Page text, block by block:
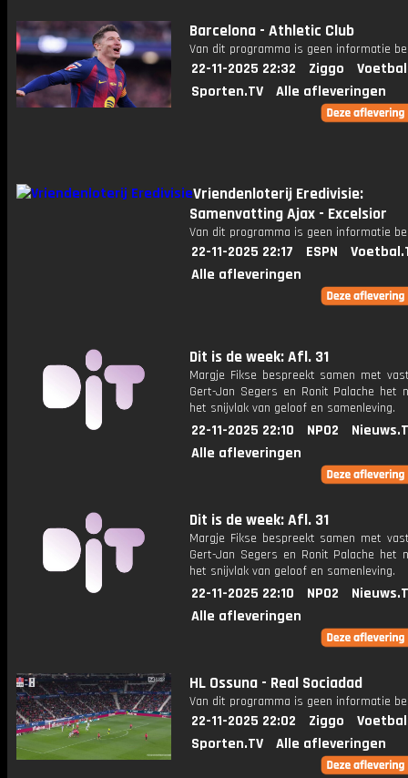
Barcelona - Athletic Club
Van dit programma is geen informatie
22-11-2025 22:32 Ziggo
Sporten.TV
Alle afleveringen
Vriendenloterij Eredivisie:
Samenvatting Ajax - Excelsior
Van dit programma is geen informatie
22-11-2025 22:17 ESPN
Alle afleveringen
Dit is de week: Afl. 31
Margje Fikse bespreekt samen met
Gert-Jan Segers en Ronit Palache het
het snijvlak van geloof en samenleving.
22-11-2025 22:10 NPO2
Alle afleveringen
Dit is de week: Afl. 31
Margje Fikse bespreekt samen met
Gert-Jan Segers en Ronit Palache het
het snijvlak van geloof en samenleving.
22-11-2025 22:10 NPO2
Alle afleveringen
HL Ossuna - Real Sociadad
Van dit programma is geen informatie
22-11-2025 22:02 Ziggo
Sporten.TV
Alle afleveringen